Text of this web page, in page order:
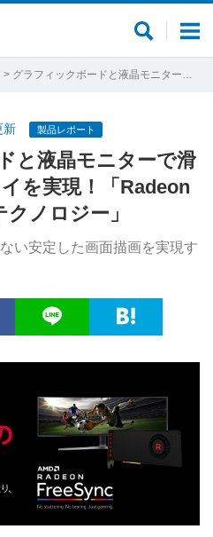
メ
ュ
サ
ト
> グラフィックボードと液晶モニターで滑らかなゲームプレイを実現！「Radeon FreeSyncテクノロジー」
新 製品レポート
と液晶モニターで滑
を実現！「Radeon
ノロジー」
い安定した画面描画を実現す